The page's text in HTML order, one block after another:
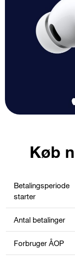
Køb
Betalingsperiode
starter
Antal betalinger
Forbruger ÅOP